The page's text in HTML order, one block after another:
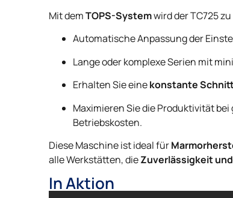
Mit demTOPS-Systemwird der TC725
Automatische Anpassung der
Lange oder komplexe Serien mit
Erhalten Sie einekonstante
Maximieren Sie die Produktivität
Betriebskosten.
Diese Maschine ist ideal für
alle Werkstätten, dieZuverlässigkeit
In Aktion